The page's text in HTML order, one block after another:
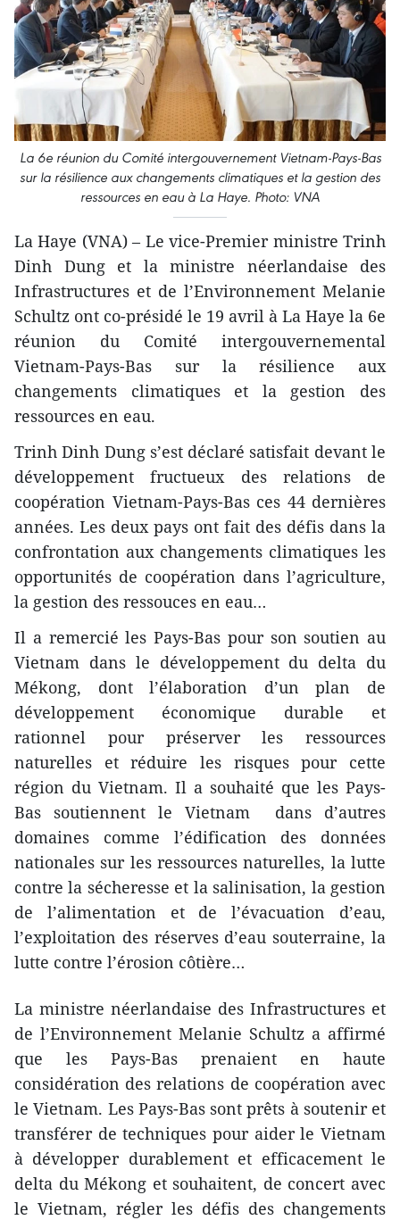
La 6e réunion du Comité intergouvernement Vietnam-Pays-Bas
sur la résilience aux changements climatiques et la gestion des
ressources en eau à La Haye. Photo: VNA
La Haye (VNA) – Le vice-Premier ministre Trinh
Dinh Dung et la ministre néerlandaise des
Infrastructures et de l’Environnement Melanie
Schultz ont co-présidé le 19 avril à La Haye la 6e
réunion du Comité intergouvernemental
Vietnam-Pays-Bas sur la résilience aux
changements climatiques et la gestion des
ressources en eau.
Trinh Dinh Dung s’est déclaré satisfait devant le
développement fructueux des relations de
coopération Vietnam-Pays-Bas ces 44 dernières
années. Les deux pays ont fait des défis dans la
confrontation aux changements climatiques les
opportunités de coopération dans l’agriculture,
la gestion des ressouces en eau…
Il a remercié les Pays-Bas pour son soutien au
Vietnam dans le développement du delta du
Mékong, dont l’élaboration d’un plan de
développement économique durable et
rationnel pour préserver les ressources
naturelles et réduire les risques pour cette
région du Vietnam. Il a souhaité que les Pays-
Bas soutiennent le Vietnam dans d’autres
domaines comme l’édification des données
nationales sur les ressources naturelles, la lutte
contre la sécheresse et la salinisation, la gestion
de l’alimentation et de l’évacuation d’eau,
l’exploitation des réserves d’eau souterraine, la
lutte contre l’érosion côtière…
La ministre néerlandaise des Infrastructures et
de l’Environnement Melanie Schultz a affirmé
que les Pays-Bas prenaient en haute
considération des relations de coopération avec
le Vietnam. Les Pays-Bas sont prêts à soutenir et
transférer de techniques pour aider le Vietnam
à développer durablement et efficacement le
delta du Mékong et souhaitent, de concert avec
le Vietnam, régler les défis des changements